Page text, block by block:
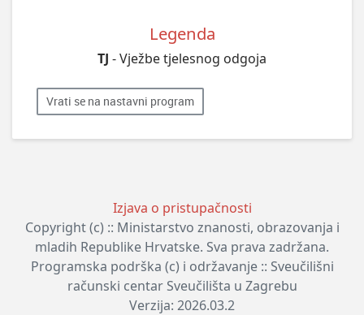
Legenda
TJ - Vježbe tjelesnog odgoja
Vrati se na nastavni program
Izjava o pristupačnosti
Copyright (c) :: Ministarstvo znanosti, obrazovanja i
mladih Republike Hrvatske. Sva prava zadržana.
Programska podrška (c) i održavanje :: Sveučilišni
računski centar Sveučilišta u Zagrebu
Verzija: 2026.03.2